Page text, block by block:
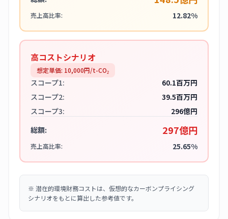
売上高比率: 12.82%
高コストシナリオ
想定単価: 10,000円/t-CO₂
スコープ1:
60.1百万円
スコープ2:
39.5百万円
スコープ3:
296億円
総額:
297億円
売上高比率: 25.65%
※ 潜在的環境財務コストは、仮想的なカーボンプライシング
シナリオをもとに算出した参考値です。